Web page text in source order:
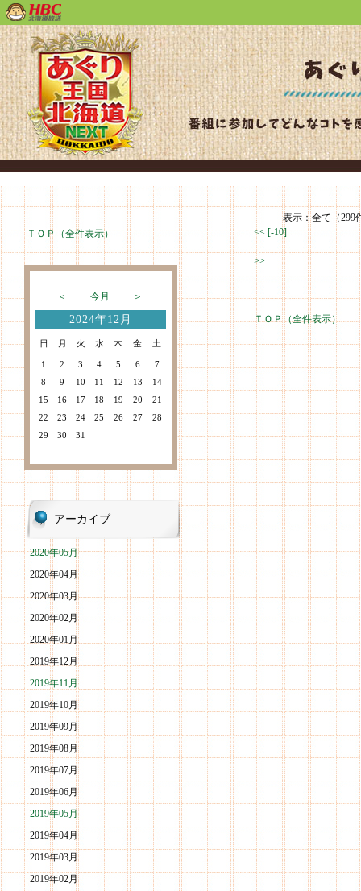
ＴＯＰ（全件表示）
＜ 今月 ＞
2024年12月
日 月 火 水 木 金 土
1 2 3 4 5 6
7
8
9 10 11 12 13
14
15
16 17 18 19 20
21
22
23 24 25 26 27
28
29
30 31
アーカイブ
2020年05月
2020年04月
2020年03月
2020年02月
2020年01月
2019年12月
2019年11月
2019年10月
2019年09月
2019年08月
2019年07月
2019年06月
2019年05月
2019年04月
2019年03月
2019年02月
表示：全て（299
<<[-10]
>>
ＴＯＰ（全件表示）